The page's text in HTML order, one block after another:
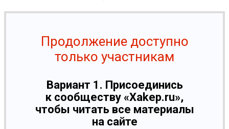
Продолжение доступно
только участникам
Вариант 1. Присоединись
к сообществу «Xakep.ru»,
чтобы читать все материалы
на сайте